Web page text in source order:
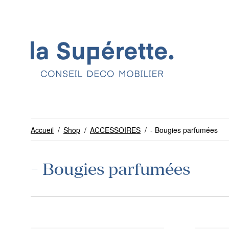
Accueil / Shop / ACCESSOIRES / - Bougies parfumées
- Bougies parfumées